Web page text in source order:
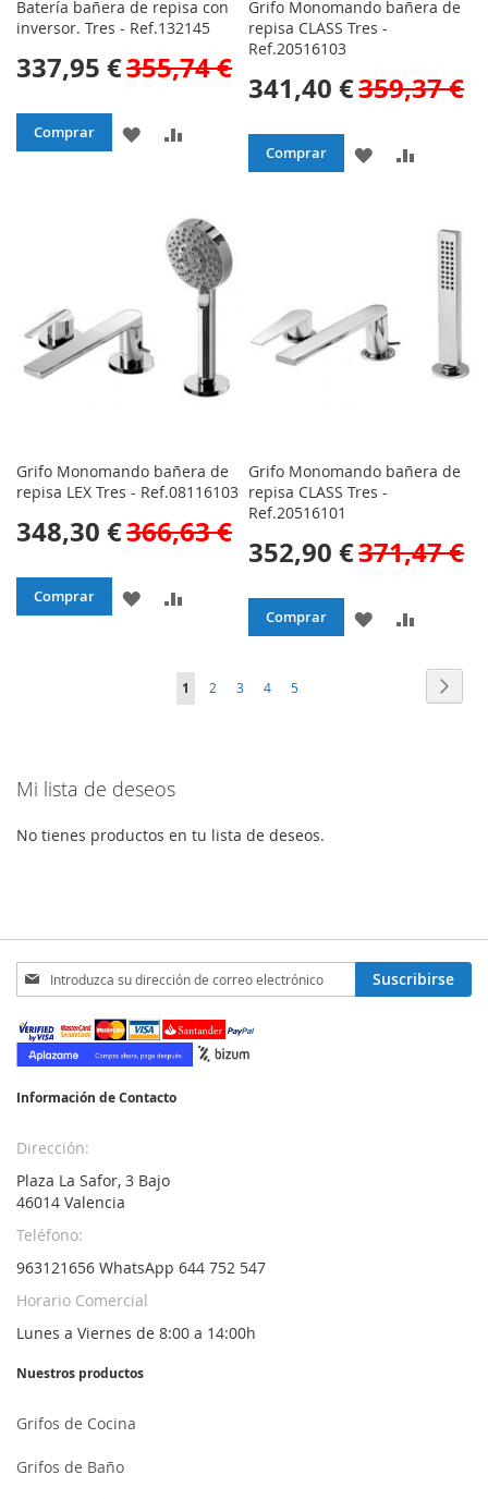
Batería bañera de repisa con
inversor. Tres - Ref.132145
337,95 €355,74 €
Comprar
AÑADIR
LISTA
DESEOS
Grifo Monomando bañera de
repisa CLASS Tres -
Ref.20516103
341,40 €359,37 €
Comprar
AÑADIR
DE
DESEOS
Grifo Monomando bañera de
repisa LEX Tres - Ref.08116103
348,30 €366,63 €
Comprar
AÑADIR
LISTA
DESEOS
COMPARAR
Grifo Monomando bañera de
repisa CLASS Tres -
Ref.20516101
352,90 €371,47 €
Comprar
AÑADIR
Página
Actualmente
1 Página
2 Página
3 Página
4 Página
5
Mi lista de deseos
No tienes productos en tu lista de deseos.
Inscríbase
a
nuestro
boletín
de
Suscribirse
Información de Contacto
Dirección:
Plaza La Safor, 3 Bajo
46014 Valencia
Teléfono:
963121656 WhatsApp 644 752 547
Horario Comercial
Lunes a Viernes de 8:00 a 14:00h
Nuestros productos
Grifos de Cocina
Grifos de Baño